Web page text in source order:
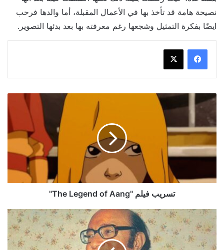
نصيحة هامة قد تأخذ بها في الأعمال المقبلة، أما والدها فرحب
ايضًا بفكرة التمثيل وشجعها رغم معرفته بها بعد بدئها التصوير.
تسريب
Legend
Aang"
تسريب فيلم "The Legend of Aang"
مشروع
فني
عن
السيرة